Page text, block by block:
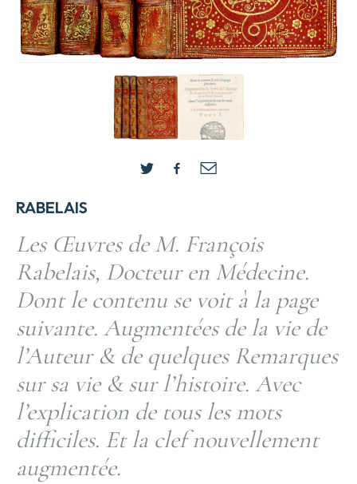
RABELAIS
Les Œuvres de M. François
Rabelais, Docteur en Médecine.
Dont le contenu se voit à la page
suivante. Augmentées de la vie de
l’Auteur & de quelques Remarques
sur sa vie & sur l’histoire. Avec
l’explication de tous les mots
difficiles. Et la clef nouvellement
augmentée.